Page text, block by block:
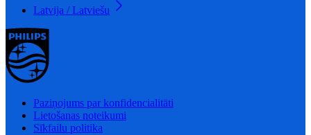
Latvija / Latviešu
Paziņojums par konfidencialitāti
Lietošanas noteikumi
Sīkfailu politika